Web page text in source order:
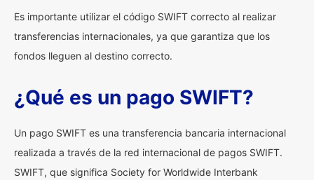
Es importante utilizar el código SWIFT correcto al realizar
transferencias internacionales, ya que garantiza que los
fondos lleguen al destino correcto.
¿Qué es un pago SWIFT?
Un pago SWIFT es una transferencia bancaria internacional
realizada a través de la red internacional de pagos SWIFT.
SWIFT, que significa Society for Worldwide Interbank